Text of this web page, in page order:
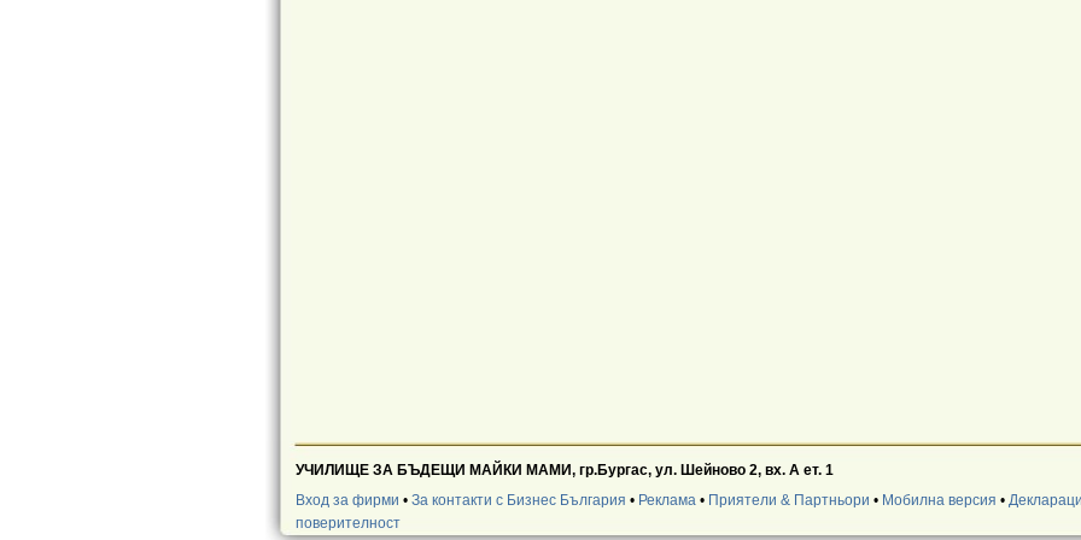
УЧИЛИЩЕ ЗА БЪДЕЩИ МАЙКИ МАМИ, гр.Бургас, ул. Шейново 2, вх. А ет. 1
Вход за фирми • За контакти с Бизнес България • Реклама• Приятели & Партньори • Мобилна версия •
поверителност